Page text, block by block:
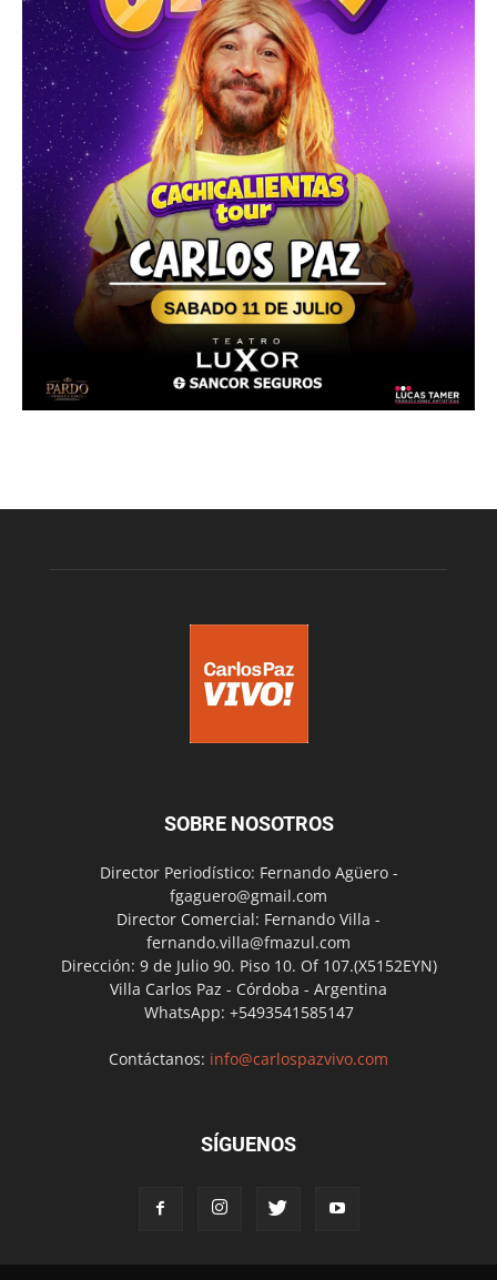
SOBRE NOSOTROS
Director Periodístico: Fernando Agüero -
fgaguero@gmail.com
Director Comercial: Fernando Villa -
fernando.villa@fmazul.com
Dirección: 9 de Julio 90. Piso 10. Of 107.(X5152EYN)
Villa Carlos Paz - Córdoba - Argentina
WhatsApp: +5493541585147
Contáctanos: info@carlospazvivo.com
SÍGUENOS